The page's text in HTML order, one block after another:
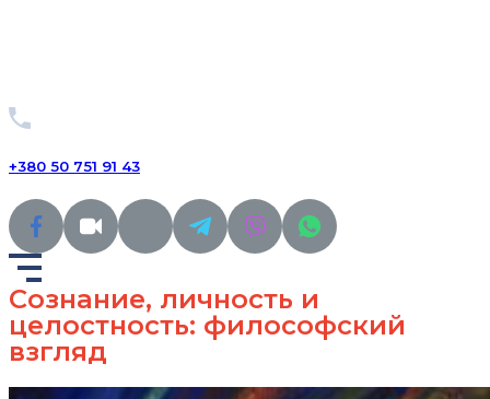
+380 50 751 91 43
Сознание, личность и
целостность: философский
взгляд